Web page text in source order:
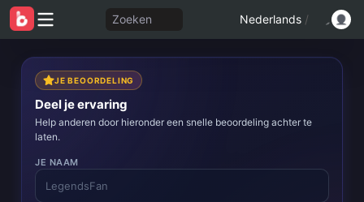
Zoeken Nederlands /
JE BEOORDELING
Deel je ervaring
Help anderen door hieronder een snelle beoordeling achter te
laten.
JE NAAM